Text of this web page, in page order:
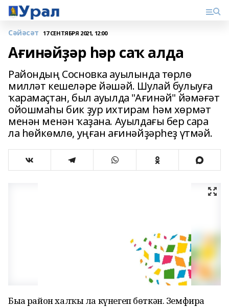
Сәйәсәт 17 СЕНТЯБРЯ 2021, 12:00
Ағинәйҙәр һәр саҡ алда
Райондың Сосновка ауылында тѳрлѳ
милләт кешеләре йәшәй. Шулай булыуға
ҡарамаҫтан, был ауылда "Ағинәй" йәмәғәт
ойошмаһы бик ҙур ихтирам һәм хѳрмәт
менән менән ҡаҙана. Ауылдағы бер сара
ла һѳйкѳмлѳ, уңған ағинәйҙәрһеҙ үтмәй.
Быға район халҡы ла күнегеп бѳткән. Земфира